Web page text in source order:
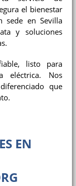
el bienestar
sede en Sevilla
y soluciones
listo para
eléctrica. Nos
que
EN